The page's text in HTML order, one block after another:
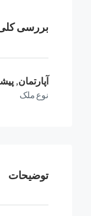
بررسی
آپارتمان,
نوع ملک
توضیحات